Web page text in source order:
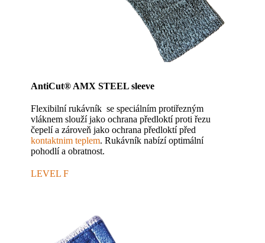
AntiCut® AMX STEEL sleeve
Flexibilní rukávník se speciálním protiřezným
vláknem slouží jako ochrana předloktí proti řezu
čepelí a zároveň jako ochrana předloktí před
kontaktnim teplem. Rukávník nabízí optimální
pohodlí a obratnost.
LEVEL F